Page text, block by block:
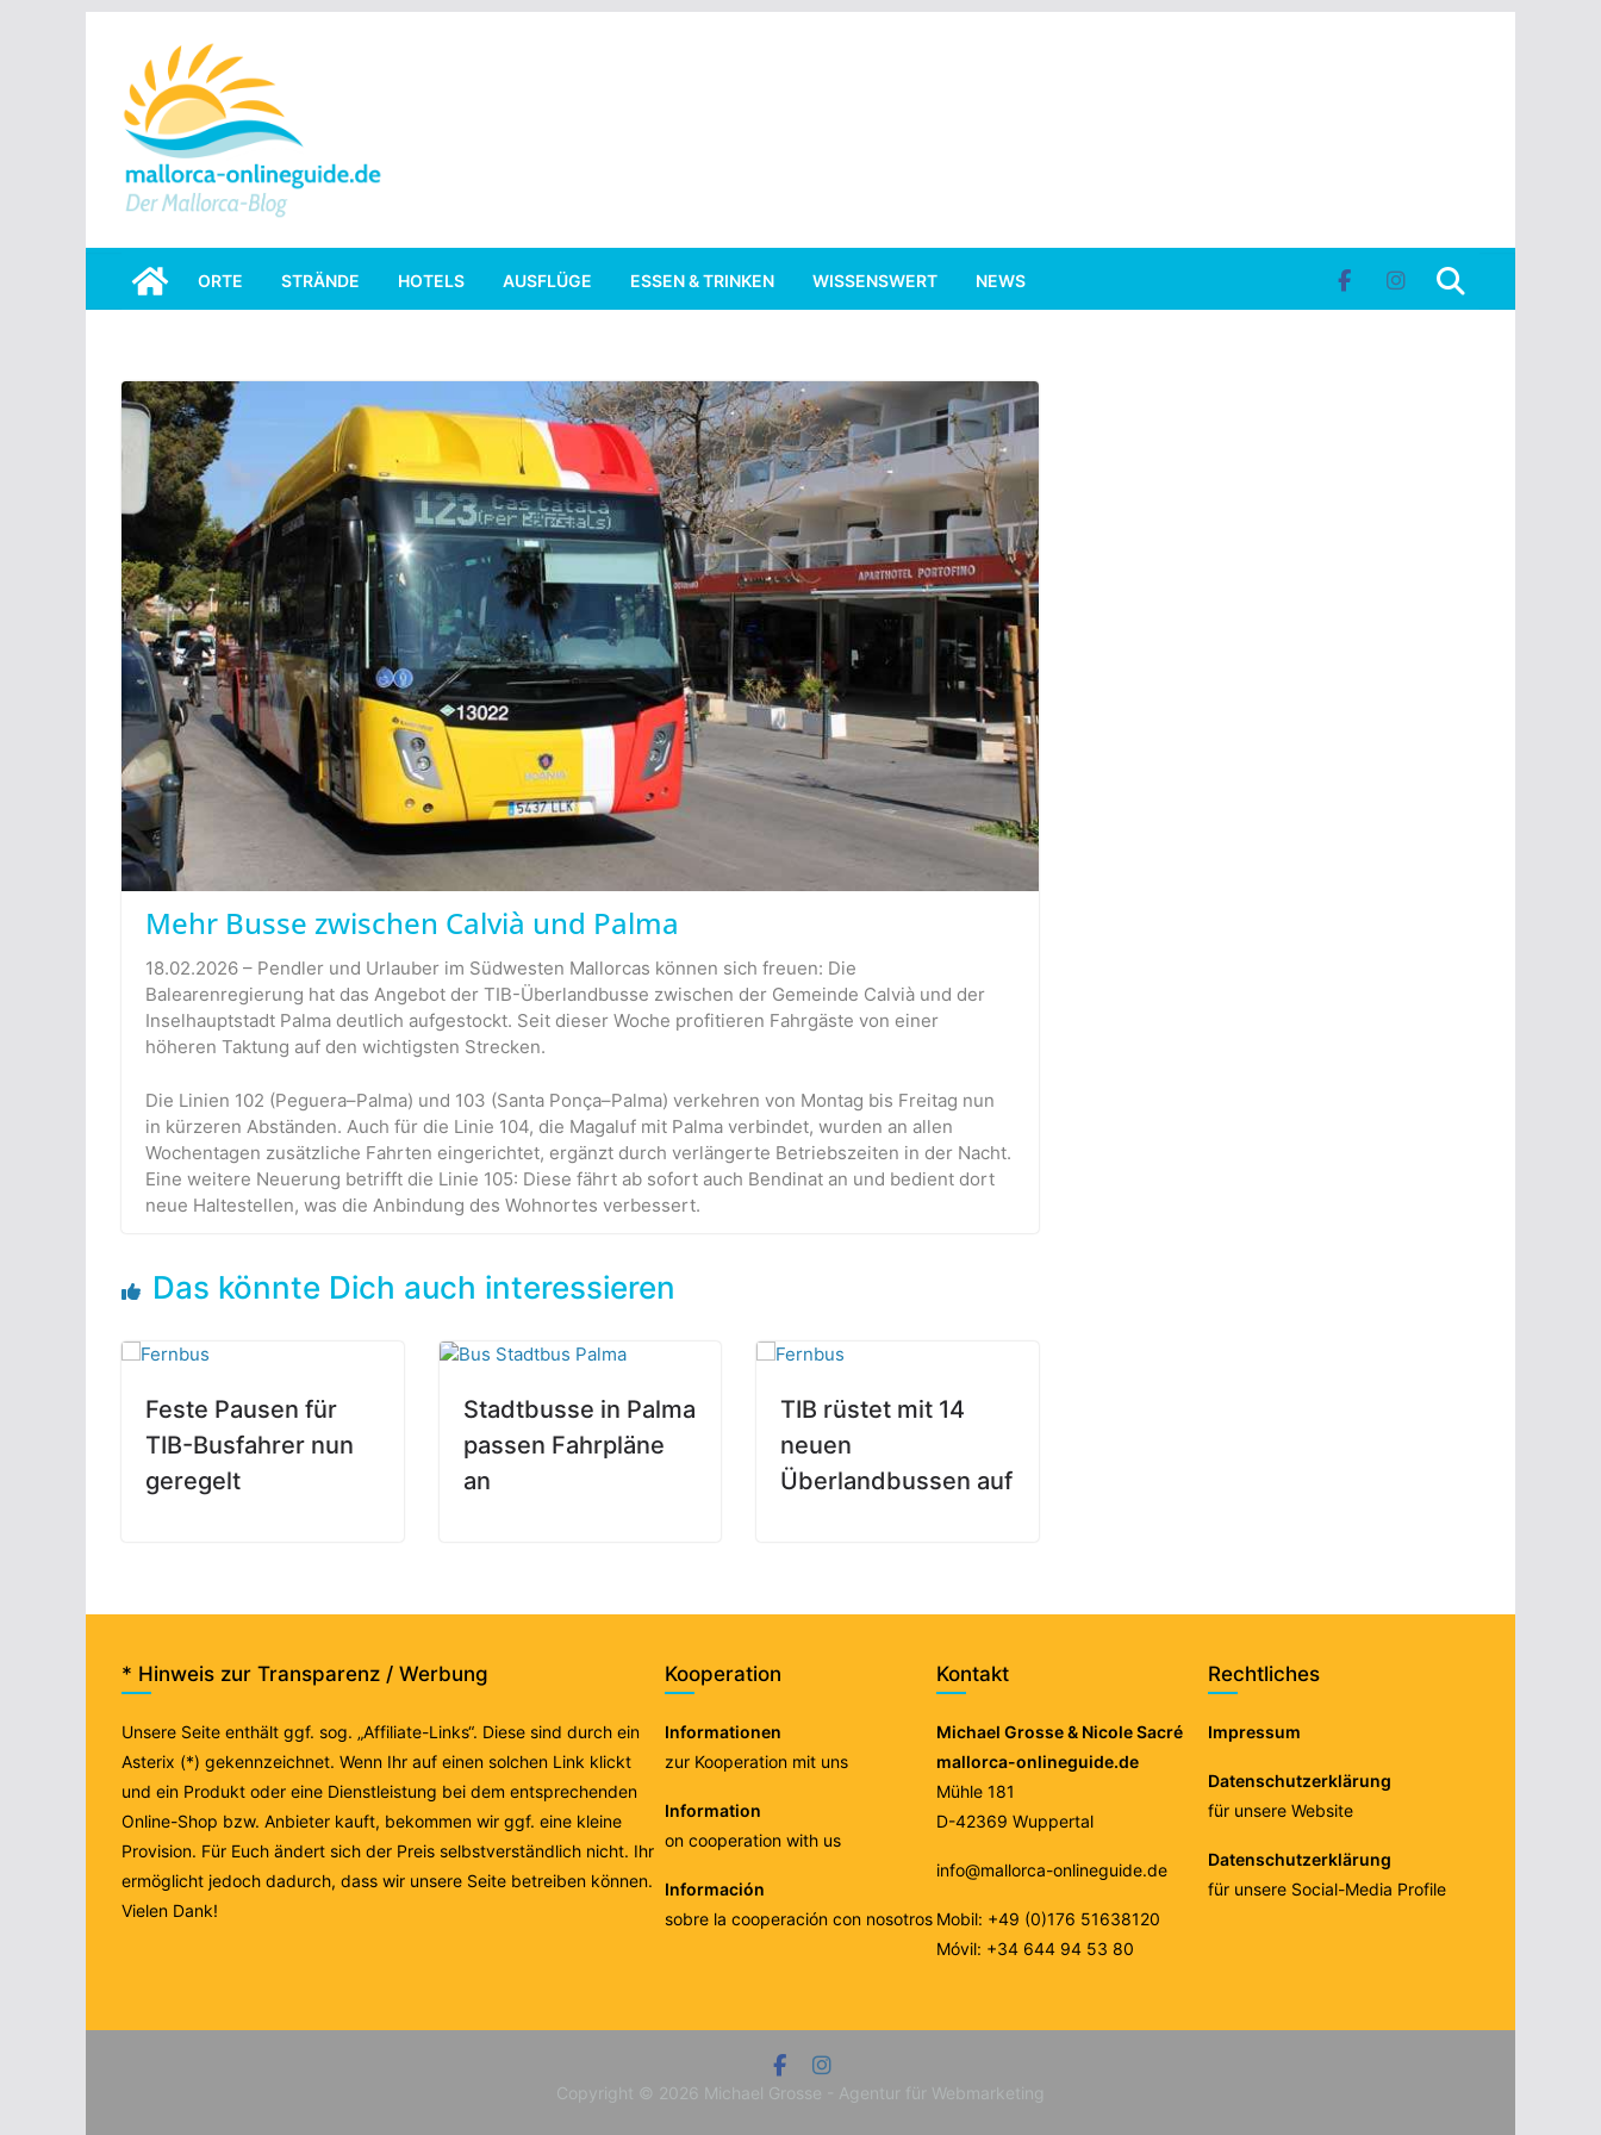
content
ORTE STRÄNDE HOTELS AUSFLÜGE ESSEN & TRINKEN WISSENSWERT NEWS
Mehr Busse zwischen Calvià und Palma
18.02.2026 – Pendler und Urlauber im Südwesten Mallorcas können sich freuen: Die
Balearenregierung hat das Angebot der TIB-Überlandbusse zwischen der Gemeinde Calvià und der
Inselhauptstadt Palma deutlich aufgestockt. Seit dieser Woche profitieren Fahrgäste von einer
höheren Taktung auf den wichtigsten Strecken.
Die Linien 102 (Peguera–Palma) und 103 (Santa Ponça–Palma) verkehren von Montag bis Freitag nun
in kürzeren Abständen. Auch für die Linie 104, die Magaluf mit Palma verbindet, wurden an allen
Wochentagen zusätzliche Fahrten eingerichtet, ergänzt durch verlängerte Betriebszeiten in der Nacht.
Eine weitere Neuerung betrifft die Linie 105: Diese fährt ab sofort auch Bendinat an und bedient dort
neue Haltestellen, was die Anbindung des Wohnortes verbessert.
Das könnte Dich auch interessieren
Feste Pausen für
TIB-Busfahrer nun
geregelt
Stadtbusse in Palma
passen Fahrpläne
an
TIB rüstet mit 14
neuen
Überlandbussen auf
* Hinweis zur Transparenz / Werbung
Unsere Seite enthält ggf. sog. „Affiliate-Links“. Diese sind durch ein
Asterix (*) gekennzeichnet. Wenn Ihr auf einen solchen Link klickt
und ein Produkt oder eine Dienstleistung bei dem entsprechenden
Online-Shop bzw. Anbieter kauft, bekommen wir ggf. eine kleine
Provision. Für Euch ändert sich der Preis selbstverständlich nicht. Ihr
ermöglicht jedoch dadurch, dass wir unsere Seite betreiben können.
Vielen Dank!
Kooperation
Informationen
zur Kooperation mit uns
Information
on cooperation with us
Información
sobre la cooperación con nosotros
Kontakt
Michael Grosse & Nicole Sacré
mallorca-onlineguide.de
Mühle 181
D-42369 Wuppertal
info@mallorca-onlineguide.de
Mobil: +49 (0)176 51638120
Móvil: +34 644 94 53 80
Rechtliches
Impressum
Datenschutzerklärung
für unsere Website
Datenschutzerklärung
für unsere Social-Media Profile
Copyright © 2026 Michael Grosse - Agentur für Webmarketing